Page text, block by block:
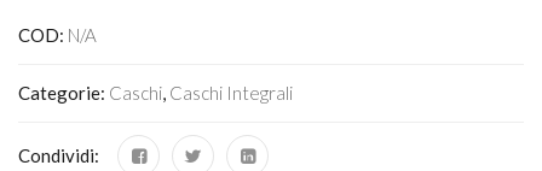
COD: N/A
Categorie: Caschi, Caschi Integrali
Condividi: